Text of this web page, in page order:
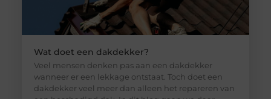
Wat doet een dakdekker?
Veel mensen denken pas aan een dakdekker
wanneer er een lekkage ontstaat. Toch doet een
dakdekker veel meer dan alleen het repareren van